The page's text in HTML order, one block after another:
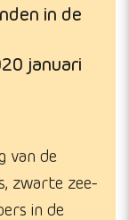
in de
januari
van de
zwarte zee-
in de